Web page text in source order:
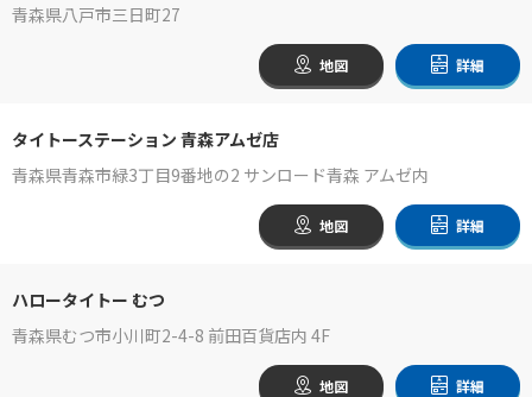
青森県八戸市三日町27
地図 詳細
タイトーステーション 青森アムゼ店
青森県青森市緑3丁目9番地の2 サンロード青森 アムゼ内
地図 詳細
ハロータイトー むつ
青森県むつ市小川町2-4-8 前田百貨店内 4F
地図 詳細